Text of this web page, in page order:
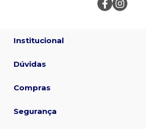
Institucional
Dúvidas
Compras
Segurança